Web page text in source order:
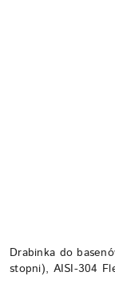
Drabinka do
stopni), AISI-304